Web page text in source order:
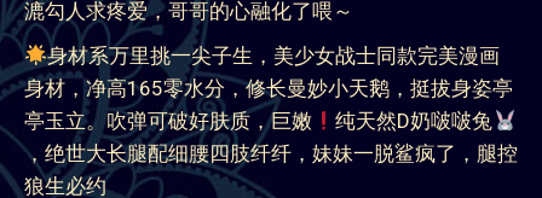
漉勾人求疼爱，哥哥的心融化了喂～
身材系万里挑一尖子生，美少女战士同款完美漫画
身材，净高165零水分，修长曼妙小天鹅，挺拔身姿亭
亭玉立。吹弹可破好肤质，巨嫩
纯天然D奶啵啵兔
，绝世大长腿配细腰四肢纤纤，妹妹一脱鲨疯了，腿控
狼生必约